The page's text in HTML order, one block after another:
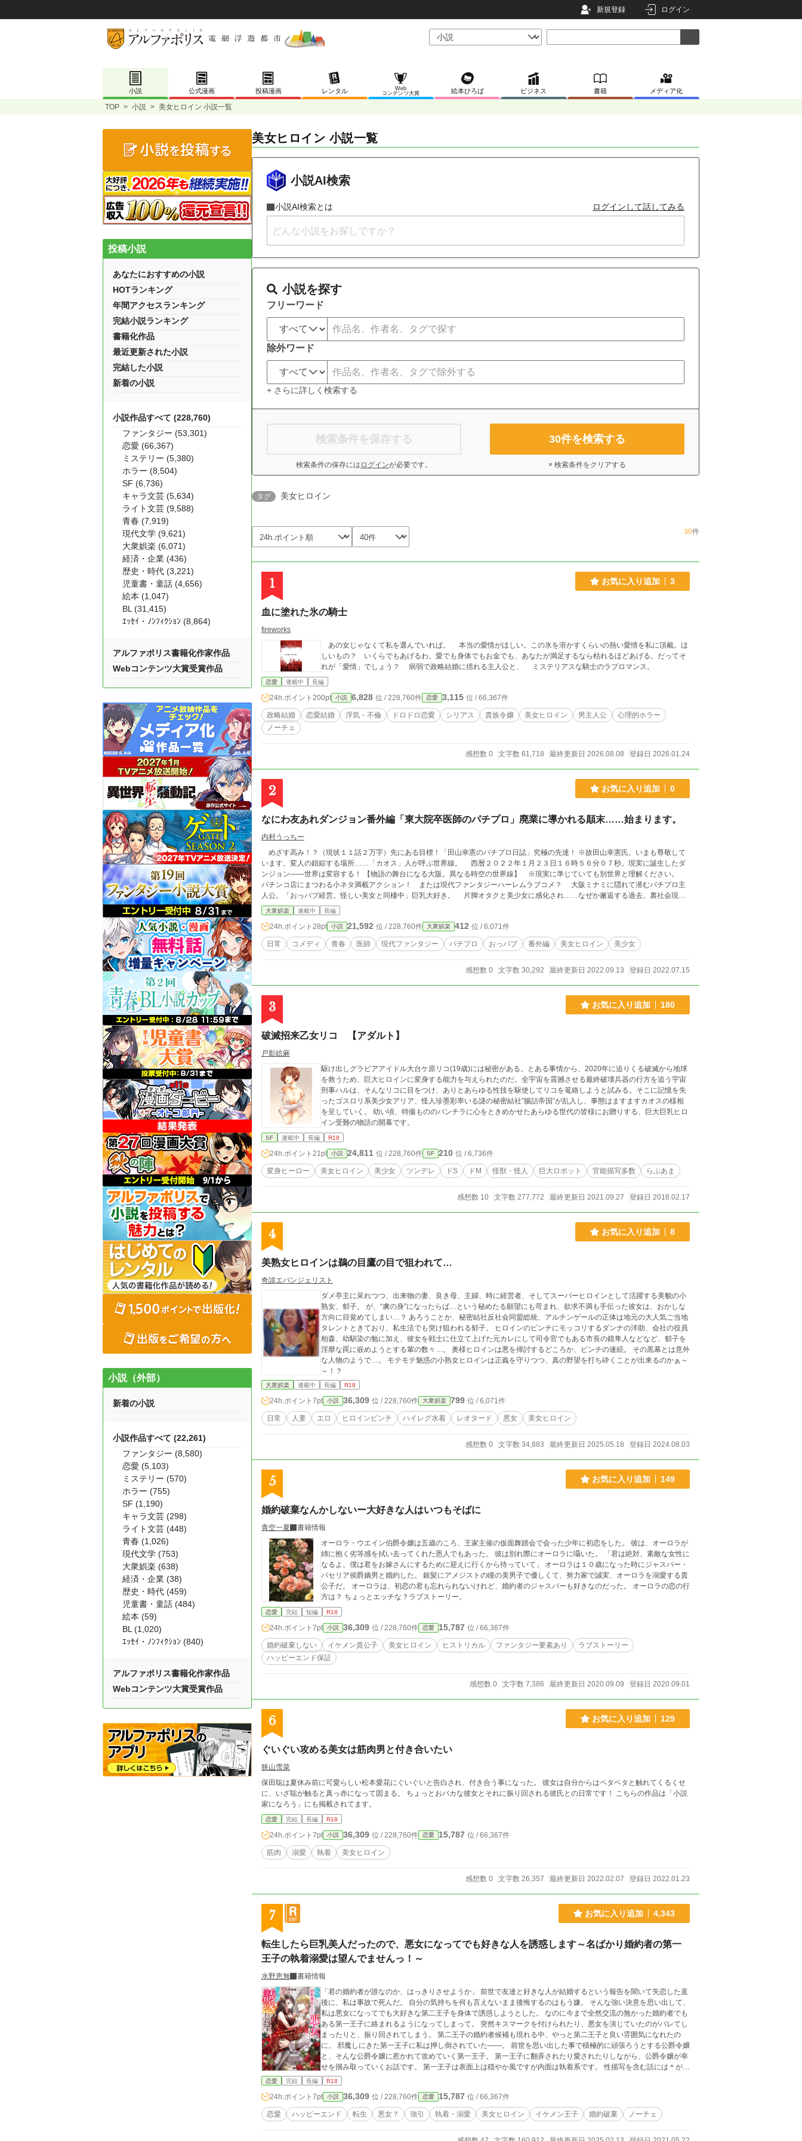
新規登録 ログイン
小説 公式漫画 投稿漫画 レンタル
Web
コンテンツ大賞
絵本ひろば ビジネス 書籍 メディア化
TOP > 小説 > 美女ヒロイン 小説一覧
美女ヒロイン 小説一覧
小説AI検索
小説AI検索とは ログインして話してみる
小説を探す
フリーワード
除外ワード
+ さらに詳しく検索する
検索条件を保存する
検索条件の保存には ログインが必要です。
30件を検索する
× 検索条件をクリアする
タグ 美女ヒロイン
30件
1 お気に入り追加 3
血に塗れた氷の騎士
fireworks
あの女じゃなくて私を選んでいれば。 本当の愛情がほしい。この氷を溶かすくらいの熱い愛情を私に頂戴。ほ
しいもの？ いくらでもあげるわ。愛でも身体でもお金でも、あなたが満足するなら枯れるほどあげる。だってそ
れが「愛情」でしょう？ 病弱で政略結婚に揺れる主人公と、 ミステリアスな騎士のラブロマンス。
恋愛 連載中 長編
24h.ポイント 200pt 小説 6,828 位 / 228,760件 恋愛 3,115 位 / 66,367件
政略結婚 恋愛結婚 浮気・不倫 ドロドロ恋愛 シリアス 貴族令嬢 美女ヒロイン 男主人公
心理的ホラー
ノーチェ
感想数 0 文字数 61,718 最終更新日 2026.08.08 登録日 2026.01.24
2 お気に入り追加 0
なにわ友あれダンジョン番外編「東大院卒医師のパチプロ」廃業に導かれる顛末……始まります。
内村うっちー
めざす高み！？（現状１１話２万字）先にある目標！「田山幸憲のパチプロ日誌」究極の先達！ ※故田山幸憲氏。いまも尊敬して
います。変人の錯綜する場所……「カオス」人が呼ぶ世界線。 西暦２０２２年１月２３日１６時５６分０７秒。現実に誕生したダ
ンジョン――世界は変容する！ 【物語の舞台になる大阪。異なる時空の世界線】 ※現実に準じていても別世界と理解ください。
パチンコ店にまつわる小ネタ満載アクション！ または現代ファンタジーハーレムラブコメ？ 大阪ミナミに隠れて潜むパチプロ主
人公。「おっパブ経営。怪しい美女と同棲中」巨乳大好き。 片脚オタクと美少女に感化され……なぜか邂逅する過去。裏社会現代
ドラマ。いざ始まります。 まずは（しつこいですが）最初にお断り！ いろいろ問題ある小ネタ。実物も登場します。まったく
悪意ありません。※敬愛するオマージュ 実在地と駅から建物。物語に登場しています。登場人物とパチンコ業界を含めてフィクシ
ョン。 似た組織や団体個人が存在しても関係ありません。※法律違反は未成年。大人も行わない小説です。
大衆娯楽 連載中 長編
24h.ポイント 28pt 小説 21,592 位 / 228,760件 大衆娯楽 412 位 / 6,071件
日常 コメディ 青春 医師 現代ファンタジー パチプロ おっパブ 番外編 美女ヒロイン 美少女
感想数 0 文字数 30,292 最終更新日 2022.09.13 登録日 2022.07.15
3 お気に入り追加 180
破滅招来乙女リコ 【アダルト】
戸影絵麻
駆け出しグラビアアイドル大台ケ原リコ(19歳)には秘密がある。とある事情から、2020年に迫りくる破滅から地球
を救うため、巨大ヒロインに変身する能力を与えられたのだ。全宇宙を震撼させる最終破壊兵器の行方を追う宇宙
刑事ハルは、そんなリコに目をつけ、ありとあらゆる性技を駆使してリコを篭絡しようと試みる。そこに記憶を失
ったゴスロリ系美少女アリア、怪人珍墨彩率いる謎の秘密結社”腸詰帝国”が乱入し、事態はますますカオスの様相
を呈していく。 幼い頃、特撮もののパンチラに心をときめかせたあらゆる世代の皆様にお贈りする、巨大巨乳ヒロ
イン受難の物語の開幕です。
SF 連載中 長編 R18
24h.ポイント 21pt 小説 24,811 位 / 228,760件 SF 210 位 / 6,736件
変身ヒーロー 美女ヒロイン 美少女 ツンデレ ドS ドM 怪獣・怪人 巨大ロボット 官能描写多数 らぶあま
感想数 10 文字数 277,772 最終更新日 2021.09.27 登録日 2018.02.17
4 お気に入り追加 8
美熟女ヒロインは鵜の目鷹の目で狙われて…
奇談エバンジェリスト
ダメ亭主に呆れつつ、出来物の妻、良き母、主婦、時に経営者、そしてスーパーヒロインとして活躍する美貌の小
熟女、郁子。 が、“虜の身”になったらば…という秘めたる願望にも苛まれ、欲求不満も手伝った彼女は、おかしな
方向に目覚めてしまい…？ あろうことか、秘密結社反社会同盟総統、アルチンゲールの正体は地元の大人気ご当地
タレントときており、私生活でも突け狙われる郁子。 ヒロインのピンチにモッコリするダンナの洋助、会社の役員
柏森、幼馴染の勉に加え、彼女を戦士に仕立て上げた元カレにして司令官でもある市長の鏡隼人などなど、郁子を
淫靡な罠に嵌めようとする輩の数々…。 奥様ヒロインは悪を掃討するどころか、ピンチの連続。 その黒幕とは意外
な人物のようで…。 モテモテ魅惑の小熟女ヒロインは正義を守りつつ、真の野望を打ち砕くことが出来るのかぁ～
～！？
大衆娯楽 連載中 長編 R18
24h.ポイント 7pt 小説 36,309 位 / 228,760件 大衆娯楽 799 位 / 6,071件
日常 人妻 エロ ヒロインピンチ ハイレグ水着 レオタード 悪女 美女ヒロイン
感想数 0 文字数 34,883 最終更新日 2025.05.18 登録日 2024.08.03
5 お気に入り追加 149
婚約破棄なんかしないー大好きな人はいつもそばに
青空一夏
書籍情報
オーロラ・ウエイン伯爵令嬢は五歳のころ、王家主催の仮面舞踏会で会った少年に初恋をした。 彼は、オーロラが
姉に抱く劣等感を拭い去ってくれた恩人でもあった。 彼は別れ際にオーロラに囁いた。 「君は絶対、素敵な女性に
なるよ。僕は君をお嫁さんにするために迎えに行くから待っていて」 オーロラは１０歳になった時にジャスパー・
パセリア侯爵嫡男と婚約した。 銀髪にアメジストの瞳の美男子で優しくて、努力家で誠実、オーロラを溺愛する貴
公子だ。 オーロラは、初恋の君も忘れられないけれど、婚約者のジャスパーも好きなのだった。 オーロラの恋の行
方は？ ちょっとエッチな？ラブストーリー。
恋愛 完結 短編 R18
24h.ポイント 7pt 小説 36,309 位 / 228,760件 恋愛 15,787 位 / 66,367件
婚約破棄しない イケメン貴公子 美女ヒロイン ヒストリカル ファンタジー要素あり
ラブストーリー
ハッピーエンド保証
感想数 0 文字数 7,386 最終更新日 2020.09.09 登録日 2020.09.01
6 お気に入り追加 129
ぐいぐい攻める美女は筋肉男と付き合いたい
狭山雪菜
保田聡は夏休み前に可愛らしい松本愛花にぐいぐいと告白され、付き合う事になった。 彼女は自分からはベタベタと触れてくるくせ
に、いざ聡が触ると真っ赤になって固まる。 ちょっとおバカな彼女とそれに振り回される彼氏との日常です！ こちらの作品は「小説
家になろう」にも掲載されてます。
恋愛 完結 長編 R18
24h.ポイント 7pt 小説 36,309 位 / 228,760件 恋愛 15,787 位 / 66,367件
筋肉 溺愛 執着 美女ヒロイン
感想数 0 文字数 26,357 最終更新日 2022.02.07 登録日 2022.01.23
7 お気に入り追加 4,343
転生したら巨乳美人だったので、悪女になってでも好きな人を誘惑します～名ばかり婚約者の第一
王子の執着溺愛は望んでませんっ！～
水野恵無
書籍情報
「君の婚約者が誰なのか、はっきりさせようか」 前世で友達と好きな人が結婚するという報告を聞いて失恋した直
後に、私は事故で死んだ。 自分の気持ちを何も言えないまま後悔するのはもう嫌。 そんな強い決意を思い出して、
私は悪女になってでも大好きな第二王子を身体で誘惑しようとした。 なのに今まで全然交流の無かった婚約者でも
ある第一王子に絡まれるようになってしまって。 突然キスマークを付けられたり、悪女を演じていたのがバレてし
まったりと、振り回されてしまう。 第二王子の婚約者候補も現れる中、やっと第二王子と良い雰囲気になれたの
に。 邪魔しにきた第一王子に私は押し倒されていた――。 前世を思い出した事で積極的に頑張ろうとする公爵令嬢
と、そんな公爵令嬢に惹かれて攻めていく第一王子。 第一王子に翻弄されたり愛されたりしながら、公爵令嬢が幸
せを掴み取っていくお話です。 第一王子は表面上は穏やか風ですが内面は執着系です。 性描写を含む話には＊が付
恋愛 完結 長編 R18
24h.ポイント 7pt 小説 36,309 位 / 228,760件 恋愛 15,787 位 / 66,367件
恋愛 ハッピーエンド 転生 悪女？ 強引 執着・溺愛 美女ヒロイン イケメン王子 婚約破棄 ノーチェ
投稿小説
あなたにおすすめの小説
HOTランキング
年間アクセスランキング
完結小説ランキング
書籍化作品
最近更新された小説
完結した小説
新着の小説
小説作品すべて (228,760)
ファンタジー (53,301)
恋愛 (66,367)
ミステリー (5,380)
ホラー (8,504)
SF (6,736)
キャラ文芸 (5,634)
ライト文芸 (9,588)
青春 (7,919)
現代文学 (9,621)
大衆娯楽 (6,071)
経済・企業 (436)
歴史・時代 (3,221)
児童書・童話 (4,656)
絵本 (1,047)
BL (31,415)
ｴｯｾｲ・ﾉﾝﾌｨｸｼｮﾝ (8,864)
アルファポリス書籍化作家作品
Webコンテンツ大賞受賞作品
小説（外部）
新着の小説
小説作品すべて (22,261)
ファンタジー (8,580)
恋愛 (5,103)
ミステリー (570)
ホラー (755)
SF (1,190)
キャラ文芸 (298)
ライト文芸 (448)
青春 (1,026)
現代文学 (753)
大衆娯楽 (638)
経済・企業 (38)
歴史・時代 (459)
児童書・童話 (484)
絵本 (59)
BL (1,020)
ｴｯｾｲ・ﾉﾝﾌｨｸｼｮﾝ (840)
アルファポリス書籍化作家作品
Webコンテンツ大賞受賞作品